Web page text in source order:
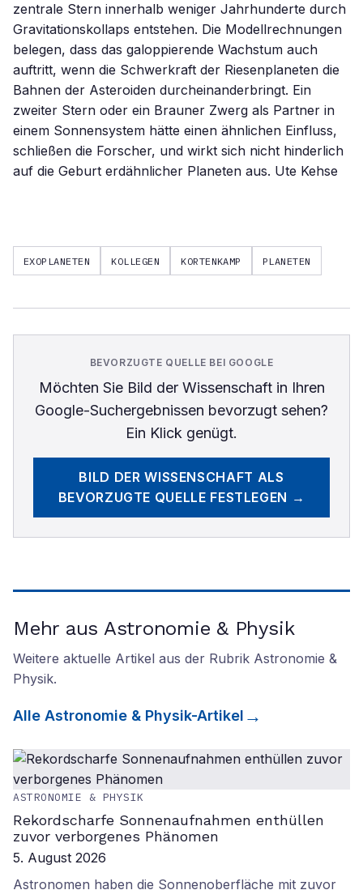
zentrale Stern innerhalb weniger Jahrhunderte durch
Gravitationskollaps entstehen. Die Modellrechnungen
belegen, dass das galoppierende Wachstum auch
auftritt, wenn die Schwerkraft der Riesenplaneten die
Bahnen der Asteroiden durcheinanderbringt. Ein
zweiter Stern oder ein Brauner Zwerg als Partner in
einem Sonnensystem hätte einen ähnlichen Einfluss,
schließen die Forscher, und wirkt sich nicht hinderlich
auf die Geburt erdähnlicher Planeten aus. Ute Kehse
EXOPLANETEN KOLLEGEN KORTENKAMP PLANETEN
BEVORZUGTE QUELLE BEI GOOGLE
Möchten Sie Bild der Wissenschaftin Ihren
Google-Suchergebnissen bevorzugt sehen?
Ein Klick genügt.
BILD DER WISSENSCHAFT ALS
BEVORZUGTE QUELLE FESTLEGEN →
Mehr aus Astronomie & Physik
Weitere aktuelle Artikel aus der Rubrik Astronomie &
Physik.
Alle Astronomie & Physik-Artikel
ASTRONOMIE & PHYSIK
Rekordscharfe Sonnenaufnahmen enthüllen
zuvor verborgenes Phänomen
5. August 2026
Astronomen haben die Sonnenoberfläche mit zuvor